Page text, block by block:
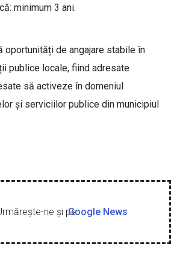
minimum 3 ani.
oportunități de angajare stabile în
publice locale, fiind adresate
să activeze în domeniul
și serviciilor publice din municipiul
ne şi peGoogle News